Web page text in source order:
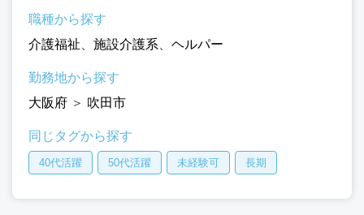
職種から探す
介護福祉、 施設介護系、 ヘルパー
勤務地から探す
大阪府 ＞ 吹田市
同じタグから探す
40代活躍 50代活躍 未経験可 長期